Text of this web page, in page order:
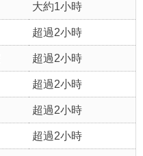
大約1小時
超過2小時
超過2小時
超過2小時
超過2小時
超過2小時